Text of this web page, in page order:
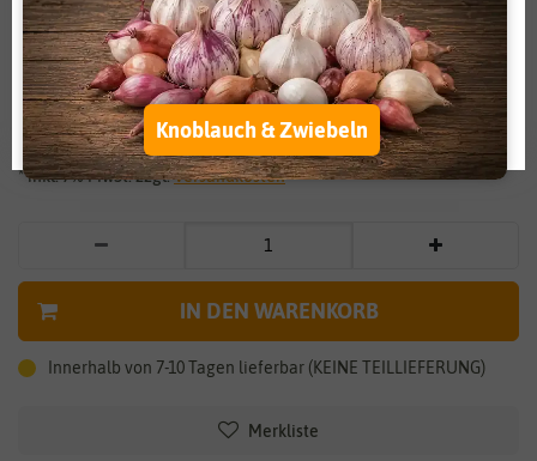
Birnenmelonen Pepino
5,49 €
*
* inkl. 7% MwSt. zzgl.Versandkosten
IN DEN WARENKORB
Innerhalb von 7-10 Tagen lieferbar (KEINE TEILLIEFERUNG)
Merkliste
Alle akzeptieren
Alle ablehnen
Auswahl akzeptieren
Knoblauch & Zwiebeln